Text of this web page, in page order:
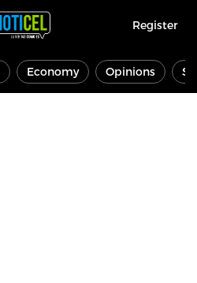
Register
Economy Opinions